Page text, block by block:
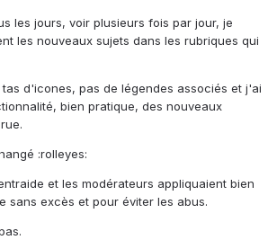
les jours, voir plusieurs fois par jour, je
les nouveaux sujets dans les rubriques qui
d'icones, pas de légendes associés et j'ai
bien pratique, des nouveaux
:rolleyes:
et les modérateurs appliquaient bien
sans excès et pour éviter les abus.